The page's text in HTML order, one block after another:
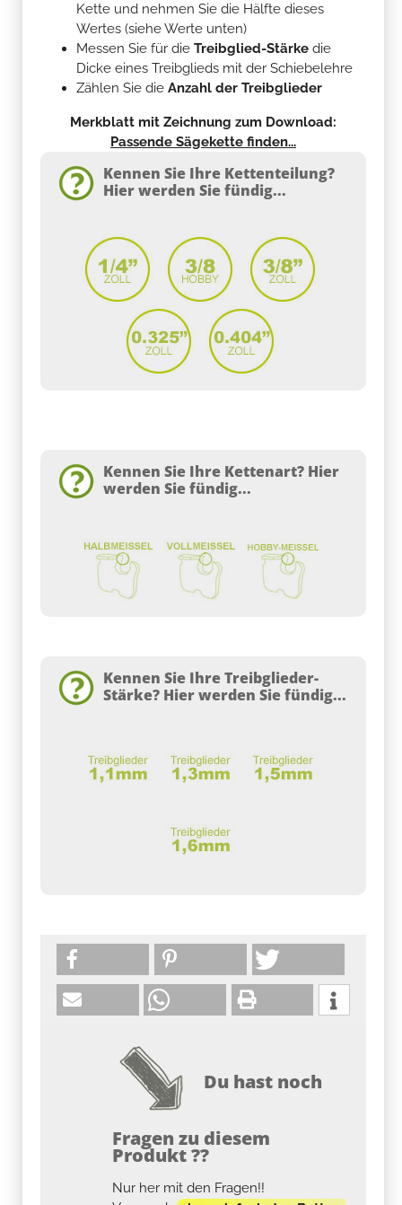
Kette und nehmen Sie die Hälfte dieses
Wertes (siehe Werte unten)
Messen Sie für die Treibglied-Stärke die
Dicke eines Treibglieds mit der Schiebelehre
Zählen Sie die Anzahl der Treibglieder
Merkblatt mit Zeichnung zum Download:
Passende Sägekette finden...
Kennen Sie Ihre Kettenteilung?
Hier werden Sie fündig...
Kennen Sie Ihre Kettenart? Hier
werden Sie fündig...
Kennen Sie Ihre Treibglieder-
Stärke? Hier werden Sie fündig...
Du hast noch
Fragen zu diesem
Produkt ??
Nur her mit den Fragen!!